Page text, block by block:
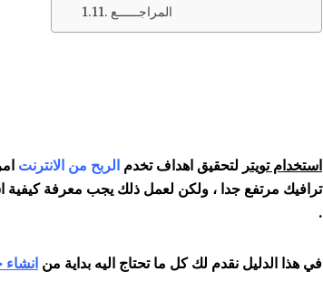
المراجــــــع
استخدام تويتر لتحقيق اهداف تخدم الربح من الانترنت
ترافيك مرتفع جدا ، ولكن لعمل ذلك يجب معرفة
.
في هذا الدليل نقدم لك كل ما تحتاج اليه بداية من انشاء